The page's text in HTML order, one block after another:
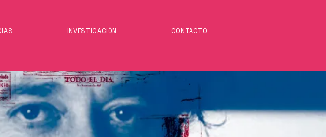
INVESTIGACIÓN CONTACTO